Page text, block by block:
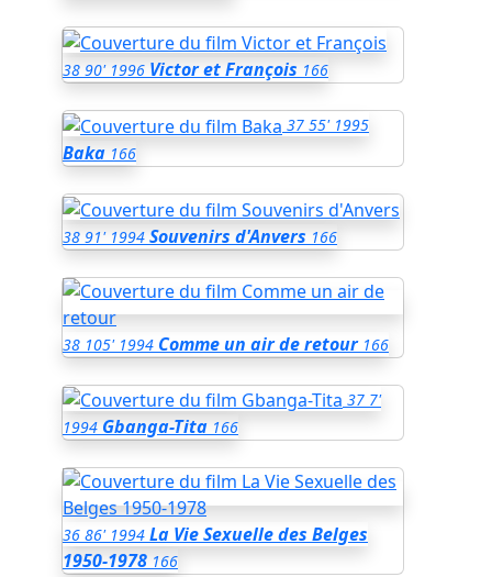
38 90' 1996 Victor et François 166
37 55' 1995
Baka 166
38 91' 1994 Souvenirs d'Anvers 166
38 105' 1994 Comme un air de retour 166
37 7'
1994 Gbanga-Tita 166
36 86' 1994 La Vie Sexuelle des Belges
1950-1978 166